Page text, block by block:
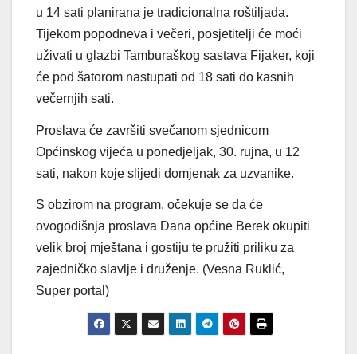
u 14 sati planirana je tradicionalna roštiljada.
Tijekom popodneva i večeri, posjetitelji će moći
uživati u glazbi Tamburaškog sastava Fijaker, koji
će pod šatorom nastupati od 18 sati do kasnih
večernjih sati.
Proslava će završiti svečanom sjednicom
Općinskog vijeća u ponedjeljak, 30. rujna, u 12
sati, nakon koje slijedi domjenak za uzvanike.
S obzirom na program, očekuje se da će
ovogodišnja proslava Dana općine Berek okupiti
velik broj mještana i gostiju te pružiti priliku za
zajedničko slavlje i druženje. (Vesna Ruklić,
Super portal)